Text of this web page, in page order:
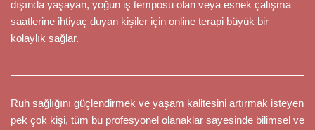
dışında yaşayan, yoğun iş temposu olan veya esnek çalışma
saatlerine ihtiyaç duyan kişiler için online terapi büyük bir
kolaylık sağlar.
Ruh sağlığını güçlendirmek ve yaşam kalitesini artırmak isteyen
pek çok kişi, tüm bu profesyonel olanaklar sayesinde bilimsel ve